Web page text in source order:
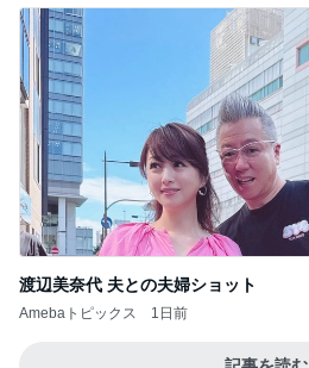
渡辺美奈代 夫との夫婦ショット
Amebaトピックス 1日前